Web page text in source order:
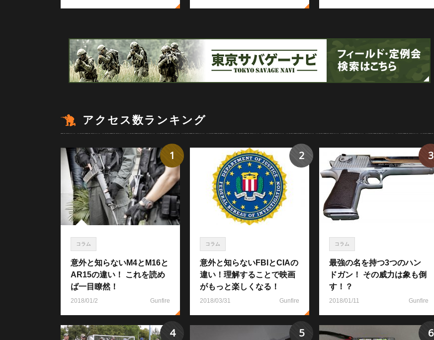
アクセス数ランキング
コラム
意外と知らないM4とM16と
AR15の違い！ これを読め
ば一目瞭然！
2018/01/2 Gunfire
1
コラム
意外と知らないFBIとCIAの
違い！理解することで映画
がもっと楽しくなる！
2018/03/31 Gunfire
2
コラム
最強の名を持つ3つのハン
ドガン！ その威力は象も倒
す！？
2018/01/11 Gunfire
3
4 5 6